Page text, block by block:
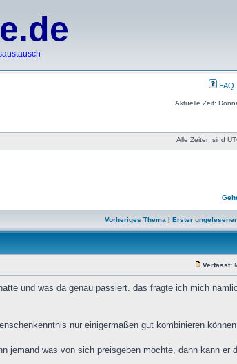
FAQ
Aktuelle Zeit:
Alle Zeiten sind
Vorheriges Thema | Erster
Verfasst:
und was da genau passiert. das fragte ich mich
nur einigermaßen gut kombinieren
jemand was von sich preisgeben möchte, dann kann er